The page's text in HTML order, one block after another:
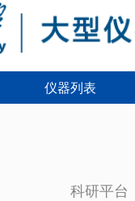
仪器列表
科研平台